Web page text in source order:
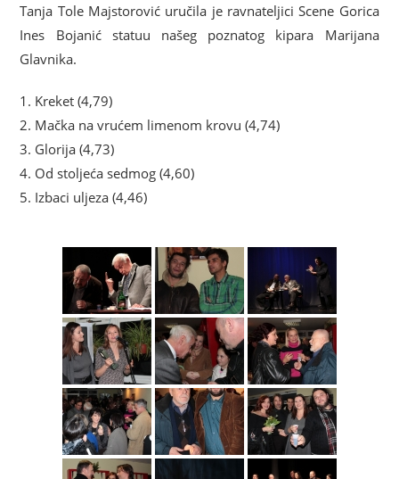
Tanja Tole Majstorović uručila je ravnateljici Scene Gorica
Ines Bojanić statuu našeg poznatog kipara Marijana
Glavnika.
1. Kreket (4,79)
2. Mačka na vrućem limenom krovu (4,74)
3. Glorija (4,73)
4. Od stoljeća sedmog (4,60)
5. Izbaci uljeza (4,46)